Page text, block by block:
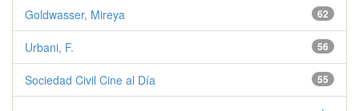
62
Goldwasser, Mireya
56
Urbani, F.
55
Sociedad Civil Cine al Día